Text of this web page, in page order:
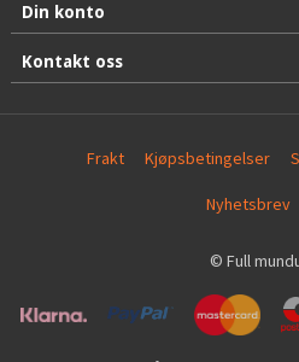
Din konto
Kontakt oss
Frakt Kjøpsbetingelser
Nyhetsbrev
© Full